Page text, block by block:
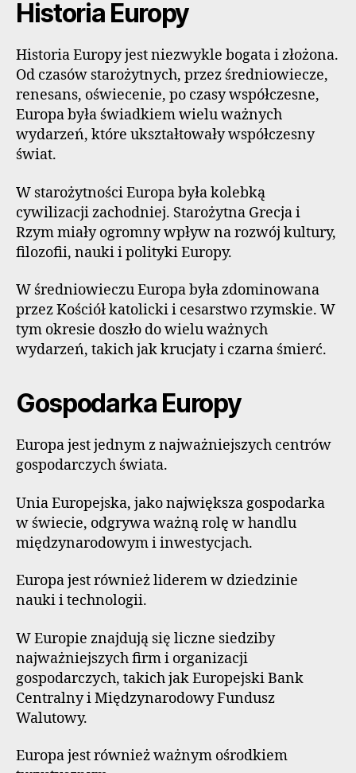
Historia Europy
Historia Europy jest niezwykle bogata i złożona.
Od czasów starożytnych, przez średniowiecze,
renesans, oświecenie, po czasy współczesne,
Europa była świadkiem wielu ważnych
wydarzeń, które ukształtowały współczesny
świat.
W starożytności Europa była kolebką
cywilizacji zachodniej. Starożytna Grecja i
Rzym miały ogromny wpływ na rozwój kultury,
filozofii, nauki i polityki Europy.
W średniowieczu Europa była zdominowana
przez Kościół katolicki i cesarstwo rzymskie. W
tym okresie doszło do wielu ważnych
wydarzeń, takich jak krucjaty i czarna śmierć.
Gospodarka Europy
Europa jest jednym z najważniejszych centrów
gospodarczych świata.
Unia Europejska, jako największa gospodarka
w świecie, odgrywa ważną rolę w handlu
międzynarodowym i inwestycjach.
Europa jest również liderem w dziedzinie
nauki i technologii.
W Europie znajdują się liczne siedziby
najważniejszych firm i organizacji
gospodarczych, takich jak Europejski Bank
Centralny i Międzynarodowy Fundusz
Walutowy.
Europa jest również ważnym ośrodkiem